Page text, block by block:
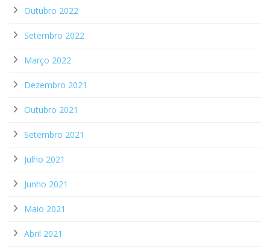
Outubro 2022
Setembro 2022
Março 2022
Dezembro 2021
Outubro 2021
Setembro 2021
Julho 2021
Junho 2021
Maio 2021
Abril 2021